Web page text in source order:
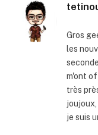
Gros
les
m'ont
très
je suis